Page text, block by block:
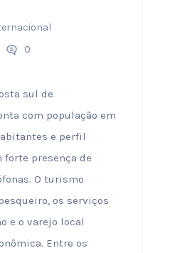
0
sul de
com população em
e perfil
presença de
O turismo
os serviços
e o varejo local
Entre os